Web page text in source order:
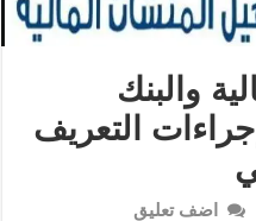
والبنك
التعريف
اضف تعليق